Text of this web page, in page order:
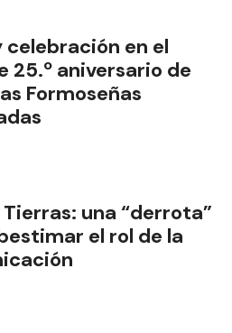
celebración en el
25.º aniversario de
Formoseñas
Tierras: una “derrota”
el rol de la